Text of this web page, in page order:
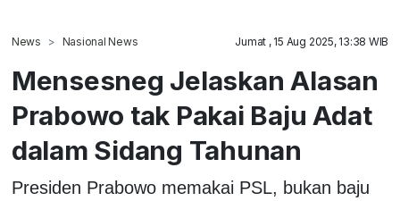
News Nasional News Jumat , 15 Aug 2025, 13:38 WIB
Mensesneg Jelaskan Alasan
Prabowo tak Pakai Baju Adat
dalam Sidang Tahunan
Presiden Prabowo memakai PSL, bukan baju